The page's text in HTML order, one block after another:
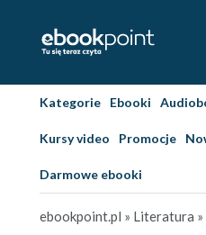
Kategorie Ebooki
Kursy video Promocje
Darmowe ebooki
ebookpoint.pl » Literatura »